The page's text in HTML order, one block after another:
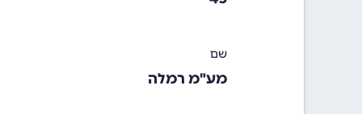
שם
מע"מ רמלה